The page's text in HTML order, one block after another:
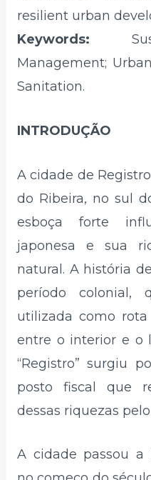
resilient urban
Keywords:
Management;
Sanitation.
INTRODUÇÃO
A cidade de
do Ribeira, no sul
esboça forte
japonesa e sua
natural. A história
período colonial,
utilizada como
entre o interior e o
“Registro” surgiu
posto fiscal que
dessas riquezas
A cidade passou a